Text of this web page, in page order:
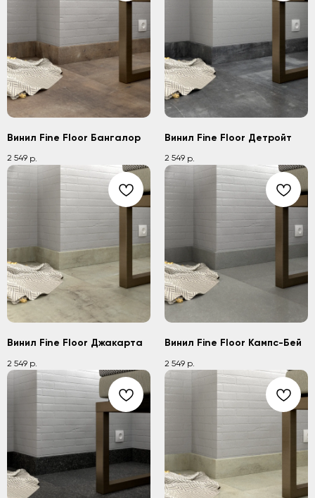
Винил Fine Floor Бангалор
2 549 р.
Винил Fine Floor Детройт
2 549 р.
Винил Fine Floor Джакарта
2 549 р.
Винил Fine Floor Кампс-Бей
2 549 р.